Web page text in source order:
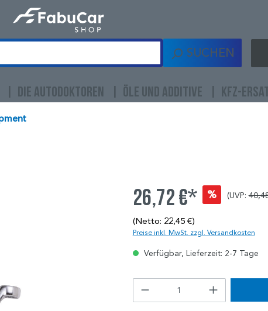
SUCHEN
DIE AUTODOKTOREN ÖLE UND ADDITIVE KFZ-
26,72 €* % (UVP:
(Netto: 22,45 €)
Preise inkl. MwSt. zzgl. Versandkosten
Verfügbar, Lieferzeit: 2-7 Tage